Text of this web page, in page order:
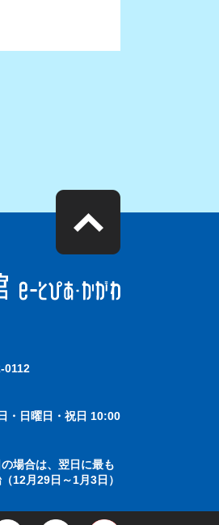
0112
・日曜日・祝日 10:00
場合は、翌日に最も
12月29日～1月3日）